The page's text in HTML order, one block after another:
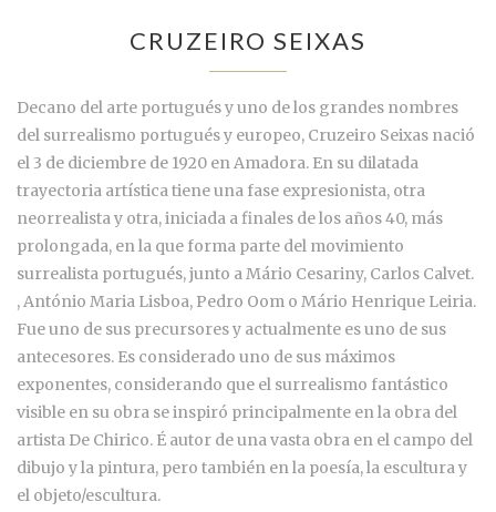
CRUZEIRO SEIXAS
Decano del arte portugués y uno de los grandes nombres
del surrealismo portugués y europeo, Cruzeiro Seixas nació
el 3 de diciembre de 1920 en Amadora. En su dilatada
trayectoria artística tiene una fase expresionista, otra
neorrealista y otra, iniciada a finales de los años 40, más
prolongada, en la que forma parte del movimiento
surrealista portugués, junto a Mário Cesariny, Carlos Calvet.
, António Maria Lisboa, Pedro Oom o Mário Henrique Leiria.
Fue uno de sus precursores y actualmente es uno de sus
antecesores. Es considerado uno de sus máximos
exponentes, considerando que el surrealismo fantástico
visible en su obra se inspiró principalmente en la obra del
artista De Chirico. É autor de una vasta obra en el campo del
dibujo y la pintura, pero también en la poesía, la escultura y
el objeto/escultura.